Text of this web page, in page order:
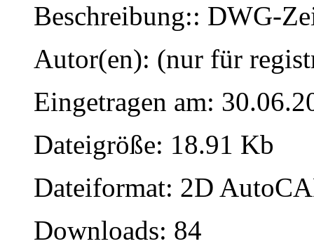
Beschreibung:: DWG-
Autor(en): (nur für
Eingetragen am:
Dateigröße: 18.91 Kb
Dateiformat: 2D
Downloads: 84